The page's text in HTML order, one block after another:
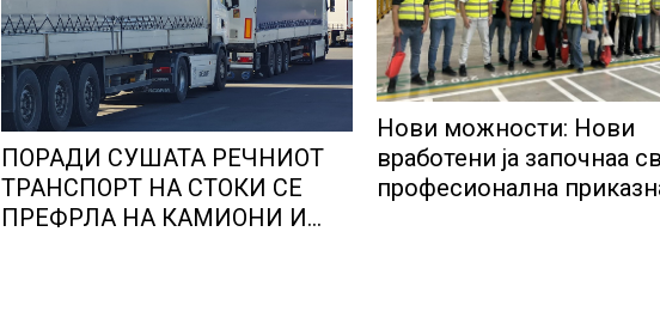
ПОРАДИ СУШАТА РЕЧНИОТ
ТРАНСПОРТ НА СТОКИ СЕ
ПРЕФРЛА НА КАМИОНИ И
Нови можности: Нови
вработени ја започнаа
професионална